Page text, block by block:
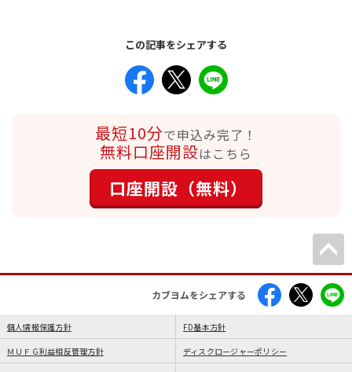
この記事をシェアする
最短10分で申込み完了！
無料口座開設はこちら
口座開設（無料）
カブヨムをシェアする
個人情報保護方針 FD基本方針
ＭＵＦＧ利益相反管理方針 ディスクロージャーポリシー